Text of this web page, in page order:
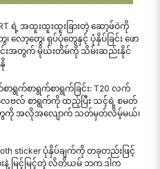
ရဲ့ အထူးထူးထူးခြားတဲ့ ဆော့ဖ်ဝဲကို
လော့တွေ၊ ရုပ်ပုံတွေနှင့် ပုံနှိပ်ခြင်း ဖော
းအတွက် မိုဃ်းတိမ်ကို သိမ်းဆည်းနိုင်
ာရွက်စာရွက်စာရွက်ခြင်း: T20 လက်
ေဗလ် စာရွက်ကို ထည့်ပြီး သင့်ရဲ့ စမတ်
တွေကို အလိုအလျောက် သတ်မှတ်လိမ့်မယ်၊
sticker ပုံနှိပ်ချက်ကို တခုတည်းဖြင့်
မြင့်မြင့်တဲ့ လိတိယမ် ဘက ဒါက